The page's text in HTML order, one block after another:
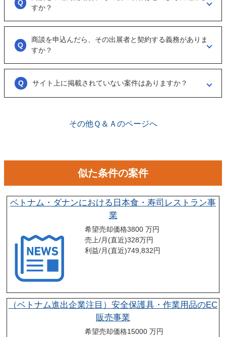
オンラインとは言え対人のやりとりですので、丁寧な言葉遣いを心掛け
すか？
実際に出展者（仲介案件の場合、仲介担当者）とのメッセージのやりと
りになります。
具体的に購入を考えた場合は、一度、出展者とのオンライン面談を行う
商談を申込んだら、その出展者と契約する義務がありま
すか？
ございません。まずは、商談でどのような事業なのかを確認する目的も
あるため、気軽に商談申し込みを行ってください。
サイト上に掲載されていない案件はありますか？
その他Ｑ＆Ａのページへ
似た条件の案件
ベトナム・ダナンにおける日本食・寿司レストラン事
業
希望売却価格3800 万円
売上/月(直近)328万円
利益/月(直近)749,832円
（ベトナム進出企業注目）安全保護具・作業用品のEC
販売事業
希望売却価格15000 万円